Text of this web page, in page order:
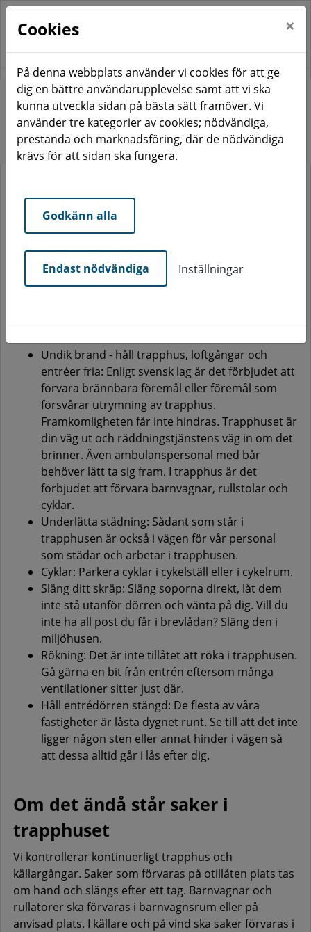
Start Hyresgäst
I ditt område
Trapphus och entréer
Trapphus och entréer
Precis som i alla gemensamhetsutrymmen så behöver
vi alla ta hänsyn och respektera varandra i
trapphuset.
trygga
Undik brand - håll trapphus, loftgångar och
entréer fria: Enligt svensk lag är det förbjudet att
förvara brännbara föremål eller föremål som
försvårar utrymning av trapphus.
Framkomligheten får inte hindras. Trapphuset är
din väg ut och räddningstjänstens väg in om det
brinner. Även ambulanspersonal med bår
behöver lätt ta sig fram. I trapphus är det
förbjudet att förvara barnvagnar, rullstolar och
cyklar.
Underlätta städning: Sådant som står i
trapphusen är också i vägen för vår personal
som städar och arbetar i trapphusen.
Cyklar: Parkera cyklar i cykelställ eller i cykelrum.
Släng ditt skräp: Släng soporna direkt, låt dem
inte stå utanför dörren och vänta på dig. Vill du
inte ha all post du får i brevlådan? Släng den i
miljöhusen.
Rökning: Det är inte tillåtet att röka i trapphusen.
Gå gärna en bit från entrén eftersom många
ventilationer sitter just där.
Håll entrédörren stängd: De flesta av våra
fastigheter är låsta dygnet runt. Se till att det inte
ligger någon sten eller annat hinder i vägen så
att dessa alltid går i lås efter dig.
Om det ändå står saker i
trapphuset
Vi kontrollerar kontinuerligt trapphus och
källargångar. Saker som förvaras på otillåten plats tas
om hand och slängs efter ett tag. Barnvagnar och
rullatorer ska förvaras i barnvagnsrum eller på
anvisad plats. I källare och på vind ska saker förvaras i
Cookies ×
På denna webbplats använder vi cookies för att ge
dig en bättre användarupplevelse samt att vi ska
kunna utveckla sidan på bästa sätt framöver. Vi
använder tre kategorier av cookies; nödvändiga,
prestanda och marknadsföring, där de nödvändiga
krävs för att sidan ska fungera.
Godkänn alla
Endast nödvändiga Inställningar